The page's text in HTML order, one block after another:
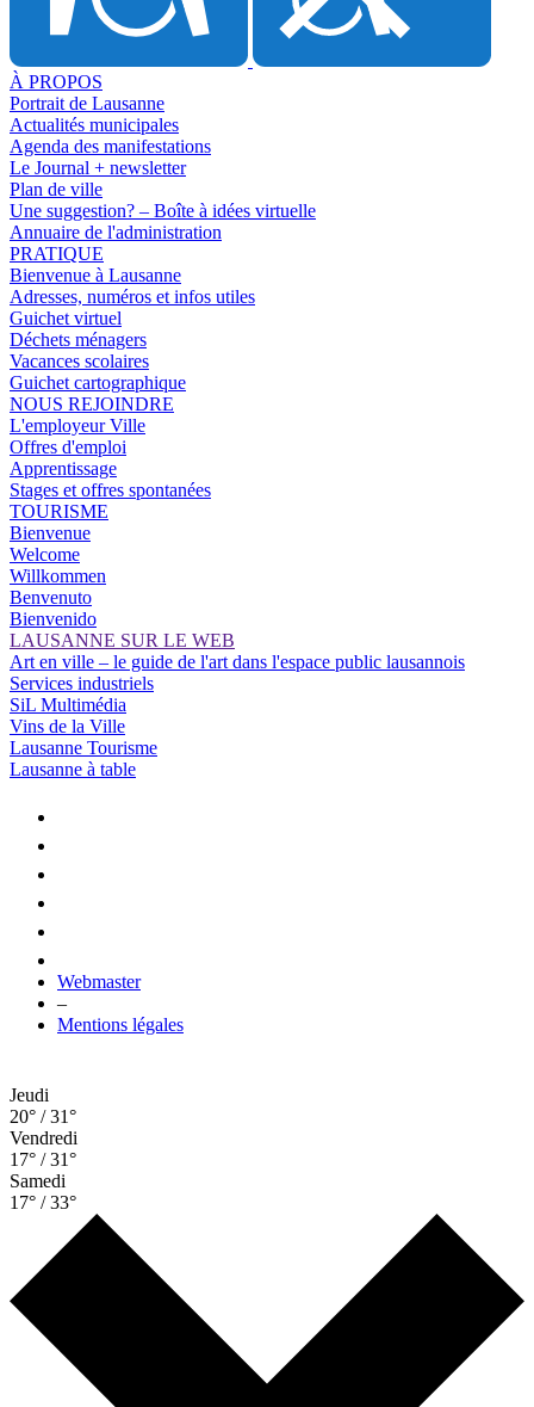
À PROPOS
Portrait de Lausanne
Actualités municipales
Agenda des manifestations
Le Journal + newsletter
Plan de ville
Une suggestion? – Boîte à idées virtuelle
Annuaire de l'administration
PRATIQUE
Bienvenue à Lausanne
Adresses, numéros et infos utiles
Guichet virtuel
Déchets ménagers
Vacances scolaires
Guichet cartographique
NOUS REJOINDRE
L'employeur Ville
Offres d'emploi
Apprentissage
Stages et offres spontanées
TOURISME
Bienvenue
Welcome
Willkommen
Benvenuto
Bienvenido
LAUSANNE SUR LE WEB
Art en ville – le guide de l'art dans l'espace public lausannois
Services industriels
SiL Multimédia
Vins de la Ville
Lausanne Tourisme
Lausanne à table
Webmaster
–
Mentions légales
Jeudi
20° / 31°
Vendredi
17° / 31°
Samedi
17° / 33°